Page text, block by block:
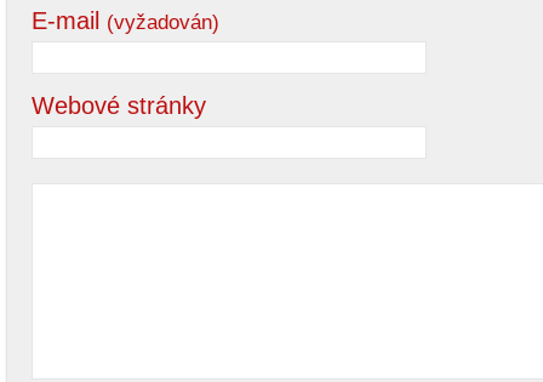
E-mail (vyžadován)
Webové stránky